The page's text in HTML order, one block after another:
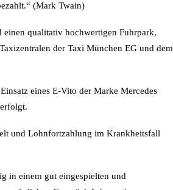
(Mark Twain)
einen qualitativ hochwertigen Fuhrpark,
der Taxi München EG und dem
eines E-Vito der Marke Mercedes
und Lohnfortzahlung im Krankheitsfall
in einem gut eingespielten und